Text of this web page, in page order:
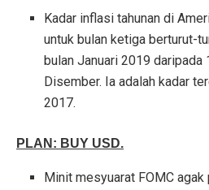
Kadar inflasi tahunan di
untuk bulan ketiga berturut-
bulan Januari 2019 daripada
Disember. Ia adalah kadar
2017.
PLAN: BUY USD.
Minit mesyuarat FOMC